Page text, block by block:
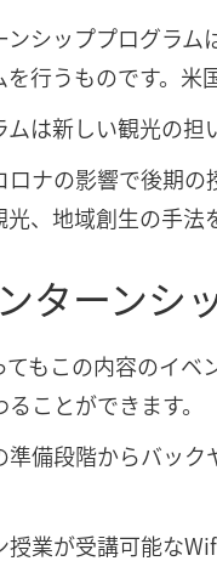
ンシッププログラ
を行うものです。米
ムは新しい観光の担
ロナの影響で後期
光、地域創生の手法
ターンシ
てもこの内容のイ
ことができます。
準備段階からバッ
授業が受講可能な